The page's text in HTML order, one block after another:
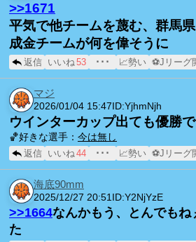
>>1671
平気で他チームを蔑む、群馬
成金チームが何を偉そうに
返信 いいね53 ･･･ 📈勢い ⚽Jリーグ
マジ
2026/01/04 15:47 ID:YjhmNjh
ウインターカップ出ても優勝で
🏀好きな選手： 今は無し
返信 いいね44 ･･･ 📈勢い ⚽Jリーグ
海底90mm
2025/12/27 20:51 ID:Y2NjYzE
>>1664なんかもう、とんでもね
た